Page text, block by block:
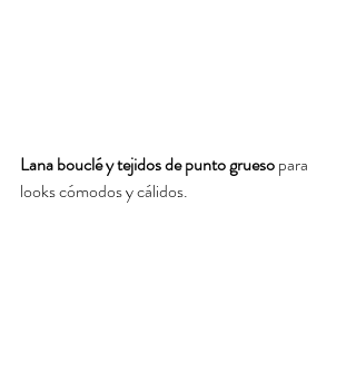
Lana bouclé y tejidos de punto grueso para
looks cómodos y cálidos.